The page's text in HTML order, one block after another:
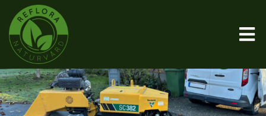
Fortsätt
till
innehållet
Startsida